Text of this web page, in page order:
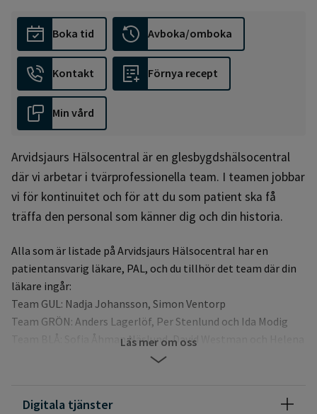
Boka tid Avboka/omboka
Kontakt Förnya recept
Min vård
Arvidsjaurs Hälsocentral är en glesbygdshälsocentral
där vi arbetar i tvärprofessionella team. I teamen jobbar
vi för kontinuitet och för att du som patient ska få
träffa den personal som känner dig och din historia.
Alla som är listade på Arvidsjaurs Hälsocentral har en
patientansvarig läkare, PAL, och du tillhör det team där din
läkare ingår:
Team GUL: Nadja Johansson, Simon Ventorp
Team GRÖN: Anders Lagerlöf, Per Stenlund och Ida Modig
Team BLÅ: Sofia Åhman Näslund, David Westman och Helena
1177.se, Arvidsjaurs hälsocentral.
Om du är folkbokförd i
Läs mer om oss
Digitala tjänster